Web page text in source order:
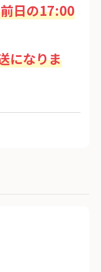
日の17:00
になりま